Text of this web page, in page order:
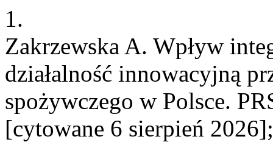
1.
Zakrzewska A. Wpływ
działalność innowacyjną
spożywczego w Polsce.
[cytowane 6 sierpień